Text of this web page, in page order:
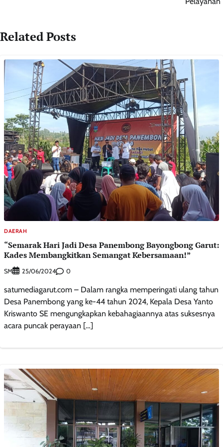
Related Posts
DAERAH
“Semarak Hari Jadi Desa Panembong Bayongbong Garut:
Kades Membangkitkan Semangat Kebersamaan!”
SM 25/06/2024 0
satumediagarut.com – Dalam rangka memperingati ulang tahun
Desa Panembong yang ke-44 tahun 2024, Kepala Desa Yanto
Kriswanto SE mengungkapkan kebahagiaannya atas suksesnya
acara puncak perayaan […]